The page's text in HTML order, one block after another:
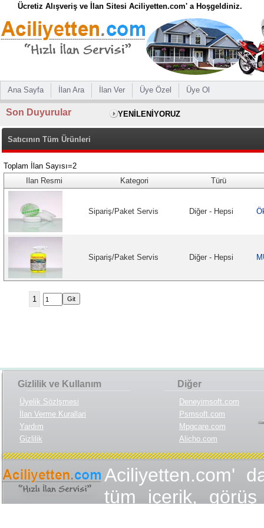
Ücretiz Alışveriş ve İlan Sitesi Aciliyetten.com' a Hoşgeldiniz.
Ana Sayfa İlan Ara İlan Ver Üye Özel Üye Ol
Son Duyurular YENİLENİYORUZ
Satıcının Tüm Ürünleri
Toplam İlan Sayısı=2
Ilan Resmi
Kategori Türü
Sipariş/Paket Servis Diğer - Hepsi
Sipariş/Paket Servis Diğer - Hepsi
1
Gizlilik ve Kullanım
Üyelik Sözlşmesi
İlan Verme Kurallari
Yardım
Gizlilik
Diğer
Deneyimsoft.com
Psmsoft.com
Mpgcare.com
Alicho.com
Aciliyetten.com'
tüm içerik,